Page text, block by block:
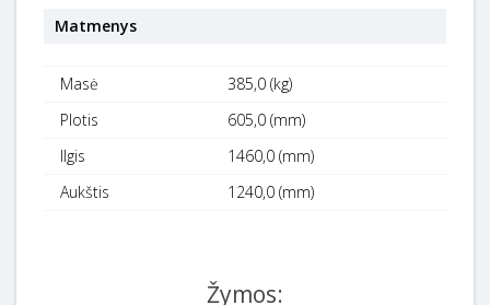
Matmenys
Masė
385,0 (kg)
Plotis
605,0 (mm)
Ilgis
1460,0 (mm)
Aukštis
1240,0 (mm)
Žymos: